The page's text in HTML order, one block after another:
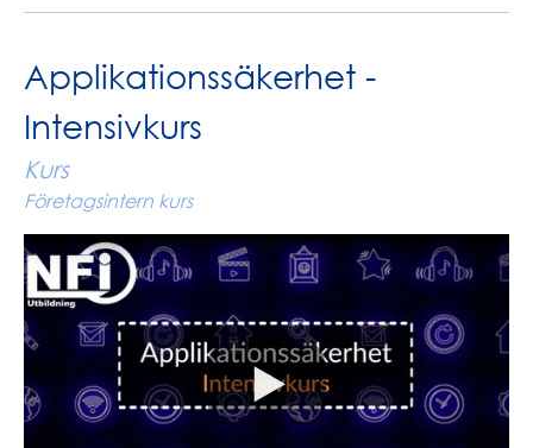
Applikationssäkerhet -
Intensivkurs
Kurs
Företagsintern kurs